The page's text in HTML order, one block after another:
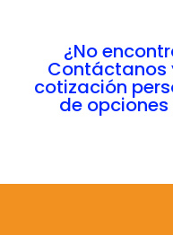
¿No
Contáctanos
cotización
de